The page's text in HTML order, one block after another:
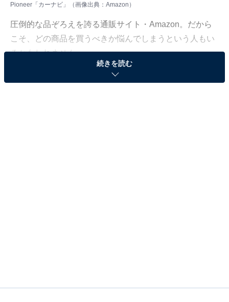
Pioneer「カーナビ」（画像出典：Amazon）
圧倒的な品ぞろえを誇る通販サイト・Amazon。だから
こそ、どの商品を買うべきか悩んでしまうという人もい
るかもしれません。
そんな人に向けて、Amazonで売れ筋ランキング1位を獲
続きを読む